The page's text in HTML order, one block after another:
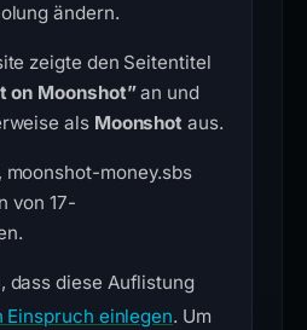
ändern.
zeigte den Seitentitel
on Moonshot”an und
als Moonshot aus.
moonshot-money.sbs
von 17-
dass diese Auflistung
Einspruch einlegen. Um